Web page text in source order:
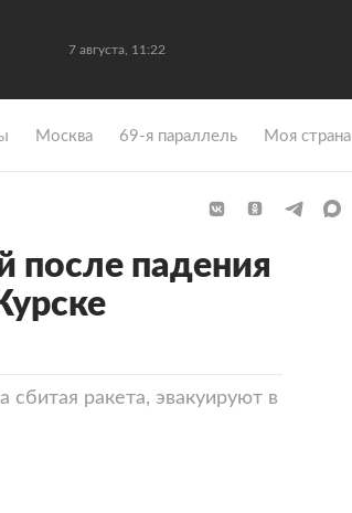
7 августа, 11:22
Москва 69-я параллель Моя страна
падения
ракета, эвакуируют в